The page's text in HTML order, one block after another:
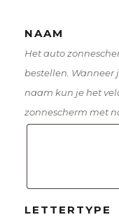
NAAM
Het auto
bestellen. Wanneer
naam kun je het
zonnescherm met
LETTERTYPE